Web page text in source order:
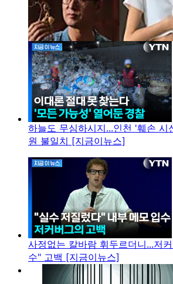
하늘도 무심하시지...인천 '훼손 시
원 불일치 [지금이뉴스]
사정없는 칼바람 휘두르더니...저
수" 고백 [지금이뉴스]